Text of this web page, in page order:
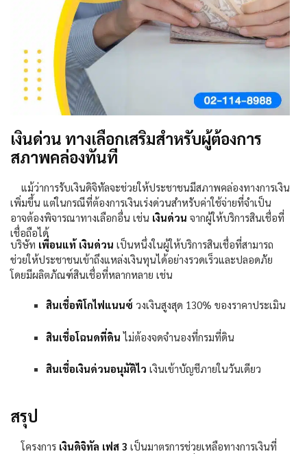
เงินด่วน ทางเลือกเสริมสำหรับผู้ต้องการ
สภาพคล่องทันที
แม้ว่าการรับเงินดิจิทัลจะช่วยให้ประชาชนมีสภาพคล่องทางการเงิน
เพิ่มขึ้น แต่ในกรณีที่ต้องการเงินเร่งด่วนสำหรับค่าใช้จ่ายที่จำเป็น
อาจต้องพิจารณาทางเลือกอื่น เช่น เงินด่วน จากผู้ให้บริการสินเชื่อที่
เชื่อถือได้
บริษัท เพื่อนแท้ เงินด่วน เป็นหนึ่งในผู้ให้บริการสินเชื่อที่สามารถ
ช่วยให้ประชาชนเข้าถึงแหล่งเงินทุนได้อย่างรวดเร็วและปลอดภัย
โดยมีผลิตภัณฑ์สินเชื่อที่หลากหลาย เช่น
สินเชื่อพิโกไฟแนนซ์ วงเงินสูงสุด 130% ของราคาประเมิน
สินเชื่อโฉนดที่ดิน ไม่ต้องจดจำนองที่กรมที่ดิน
สินเชื่อเงินด่วนอนุมัติไว เงินเข้าบัญชีภายในวันเดียว
สรุป
โครงการ เงินดิจิทัล เฟส 3 เป็นมาตรการช่วยเหลือทางการเงินที่